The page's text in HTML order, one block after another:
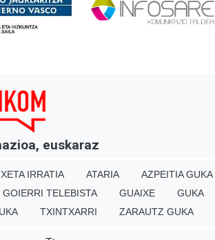
euskaraz
IRRATIA ATARIA AZPEITIA GUKA
GOIERRI TELEBISTA GUAIXE GUKA
TXINTXARRI ZARAUTZ GUKA